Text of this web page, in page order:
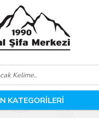
KATEGORİLERİ